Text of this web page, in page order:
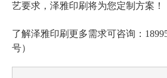
艺要求，泽雅印刷将为您定制方案！
了解泽雅印刷更多需求可咨询：
号）